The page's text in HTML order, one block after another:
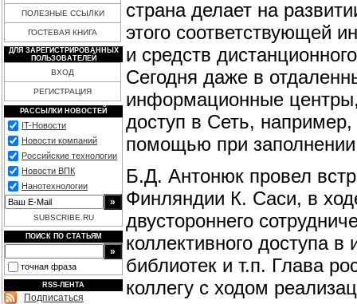
ПОЛЕЗНЫЕ ССЫЛКИ
ГОСТЕВАЯ КНИГА
ДЛЯ ЗАРЕГИСТРИРОВАННЫХ
ПОЛЬЗОВАТЕЛЕЙ
ВХОД
РЕГИСТРАЦИЯ
РАССЫЛКИ НОВОСТЕЙ
IT-Новости
Новости компаний
Российские технологии
Новости ВПК
Нанотехнологии
SUBSCRIBE.RU
ПОИСК ПО СТАТЬЯМ
точная фраза
RSS-ЛЕНТА
Подписаться
страна делает на
этого соответствующей
и средств
Сегодня даже в
информационные
доступ в Сеть,
помощью при
Б.Д. Антонюк провел
Финляндии К. Саси, в
двустороннего
коллективного доступа
библиотек и т.п. Глава
коллегу с ходом